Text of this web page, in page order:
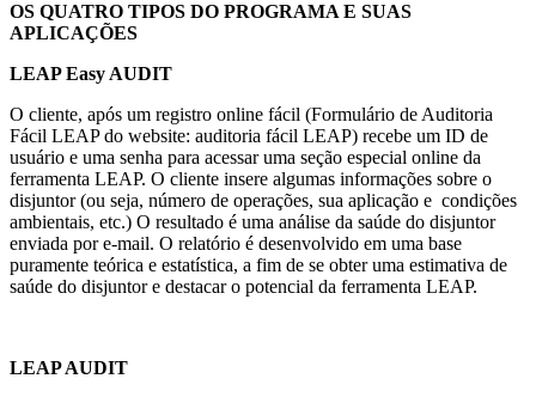
OS QUATRO TIPOS DO PROGRAMA E SUAS
APLICAÇÕES
LEAP Easy AUDIT
O cliente, após um registro online fácil (Formulário de Auditoria
Fácil LEAP do website: auditoria fácil LEAP) recebe um ID de
usuário e uma senha para acessar uma seção especial online da
ferramenta LEAP. O cliente insere algumas informações sobre o
disjuntor (ou seja, número de operações, sua aplicação e condições
ambientais, etc.) O resultado é uma análise da saúde do disjuntor
enviada por e-mail. O relatório é desenvolvido em uma base
puramente teórica e estatística, a fim de se obter uma estimativa de
saúde do disjuntor e destacar o potencial da ferramenta LEAP.
LEAP AUDIT